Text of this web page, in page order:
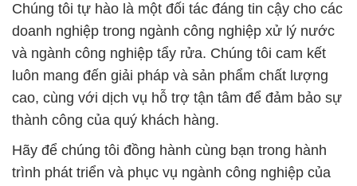
Chúng tôi tự hào là một đối tác đáng tin cậy cho các
doanh nghiệp trong ngành công nghiệp xử lý nước
và ngành công nghiệp tẩy rửa. Chúng tôi cam kết
luôn mang đến giải pháp và sản phẩm chất lượng
cao, cùng với dịch vụ hỗ trợ tận tâm để đảm bảo sự
thành công của quý khách hàng.
Hãy để chúng tôi đồng hành cùng bạn trong hành
trình phát triển và phục vụ ngành công nghiệp của